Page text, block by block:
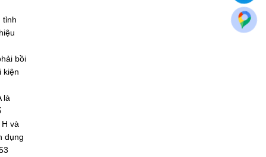
tỉnh
bồi
kiện
là
và
dụng